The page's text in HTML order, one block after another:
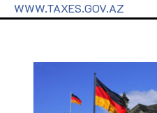
WWW.TAXES.GOV.AZ